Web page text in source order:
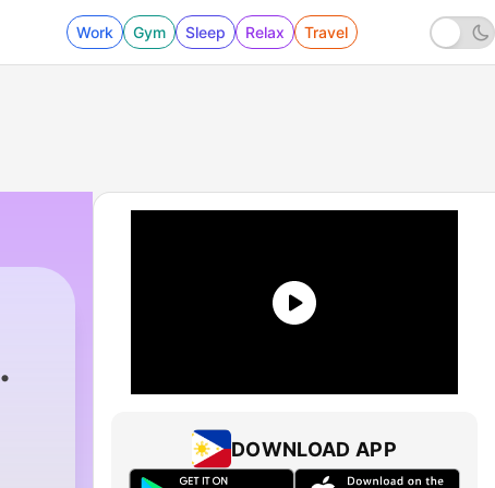
Work Gym Sleep Relax Travel
DOWNLOAD APP